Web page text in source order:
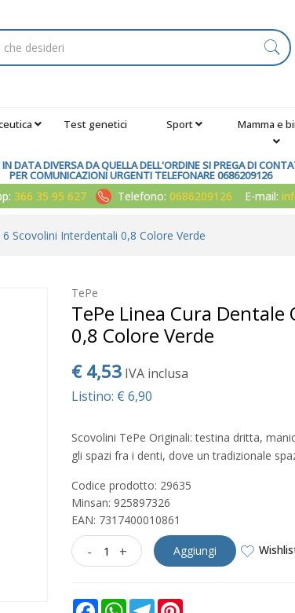
Test genetici Sport Mamma e
DATA DIVERSA DA QUELLA DELL'ORDINE SI PREGA DI
PER COMUNICAZIONI URGENTI TELEFONARE 0686209126
366 35 95 627 Telefono:0686209126 E-mail:
Scovolini Interdentali 0,8 Colore Verde
TePe
TePe Linea Cura
0,8 Colore Verde
€ 4,53 IVA inclusa
Listino: € 6,90
Scovolini TePe Originali: testina dritta,
gli spazi fra i denti, dove un tradizionale
Codice prodotto: 29635
Minsan: 925897326
EAN: 7317400010861
- + Aggiungi
FacebookWhatsAppTelegramPinterest